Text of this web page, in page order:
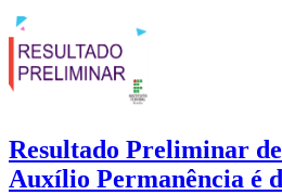
Resultado Preliminar
Auxílio Permanência é